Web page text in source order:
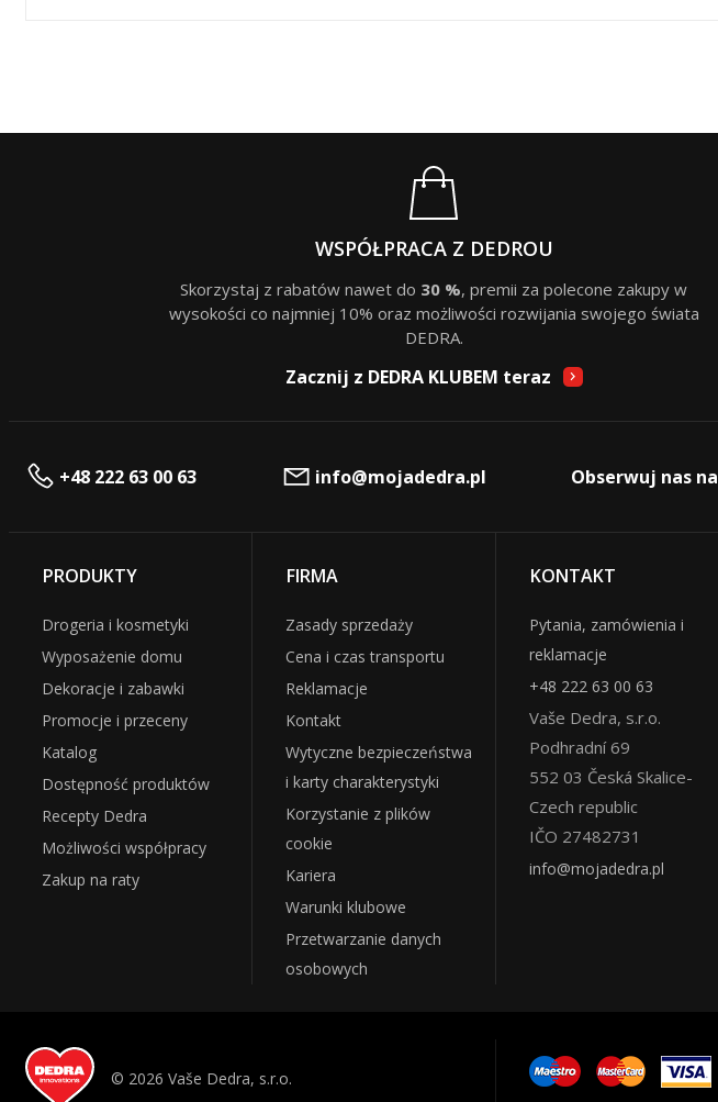
WSPÓŁPRACA Z DEDROU
Skorzystaj z rabatów nawet do 30 %, premii za polecone zakupy w
wysokości co najmniej 10% oraz możliwości rozwijania swojego świata
DEDRA.
Zacznij z DEDRA KLUBEM teraz
+48 222 63 00 63 info@mojadedra.pl Obserwuj nas na
PRODUKTY
Drogeria i kosmetyki
Wyposażenie domu
Dekoracje i zabawki
Promocje i przeceny
Katalog
Dostępność produktów
Recepty Dedra
Możliwości współpracy
Zakup na raty
FIRMA
Zasady sprzedaży
Cena i czas transportu
Reklamacje
Kontakt
Wytyczne bezpieczeństwa
i karty charakterystyki
Korzystanie z plików
cookie
Kariera
Warunki klubowe
Przetwarzanie danych
osobowych
KONTAKT
Pytania, zamówienia i
reklamacje
+48 222 63 00 63
Vaše Dedra, s.r.o.
Podhradní 69
552 03 Česká Skalice-
Czech republic
IČO 27482731
info@mojadedra.pl
© 2026 Vaše Dedra, s.r.o.